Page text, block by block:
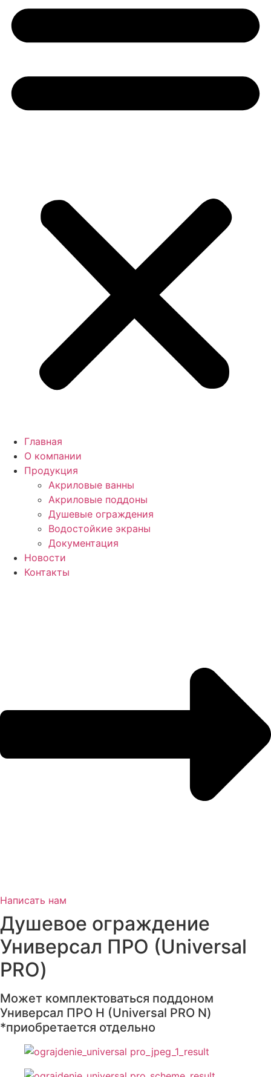
Главная
О компании
Продукция
Акриловые ванны
Акриловые поддоны
Душевые ограждения
Водостойкие экраны
Документация
Новости
Контакты
Написать нам
Душевое ограждение
Универсал ПРО (Universal
PRO)
Может комплектоваться поддоном
Универсал ПРО Н (Universal PRO N)
*приобретается отдельно